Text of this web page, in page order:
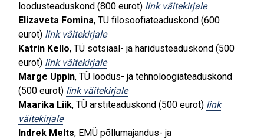
loodusteaduskond (800 eurot) link väitekirjale
Elizaveta Fomina, TÜ filosoofiateaduskond (600
eurot) link väitekirjale
Katrin Kello, TÜ sotsiaal- ja haridusteaduskond (500
eurot) link väitekirjale
Marge Uppin, TÜ loodus- ja tehnoloogiateaduskond
(500 eurot) link väitekirjale
Maarika Liik, TÜ arstiteaduskond (500 eurot) link
väitekirjale
Indrek Melts, EMÜ põllumajandus- ja